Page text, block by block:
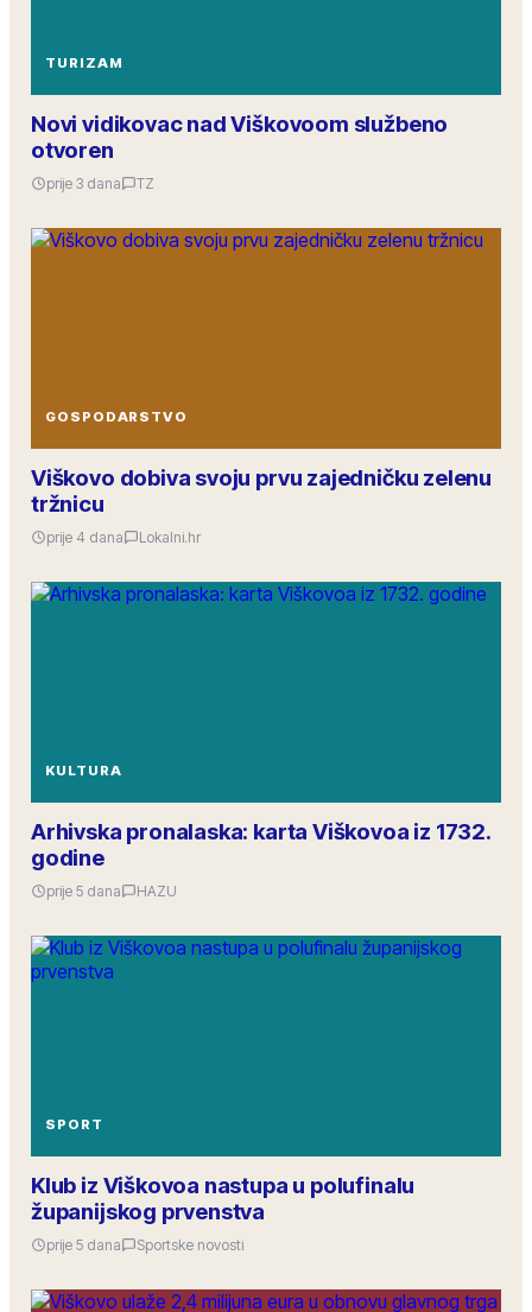
TURIZAM
Novi vidikovac nad Viškovoom službeno
otvoren
prije 3 dana TZ
GOSPODARSTVO
Viškovo dobiva svoju prvu zajedničku zelenu
tržnicu
prije 4 dana Lokalni.hr
KULTURA
Arhivska pronalaska: karta Viškovoa iz 1732.
godine
prije 5 dana HAZU
SPORT
Klub iz Viškovoa nastupa u polufinalu
županijskog prvenstva
prije 5 dana Sportske novosti